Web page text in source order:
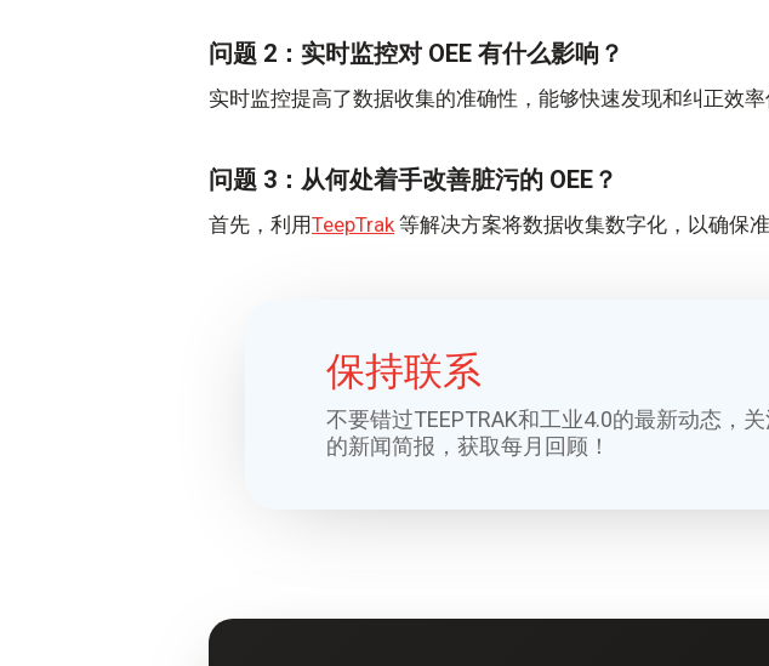
问题 2：实时监控对 OEE 有什么影响？
实时监控提高了数据收集的准确性，能够快速发现和纠正效率
问题 3：从何处着手改善脏污的 OEE？
首先，利用TeepTrak等解决方案将数据收集数字化，以确保
保持联系
不要错过TEEPTRAK和工业4.0的最新动态，
的新闻简报，获取每月回顾！